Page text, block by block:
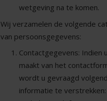
wetgeving na te komen.
Wij verzamelen de volgende
van persoonsgegevens:
Contactgegevens: Indien
maakt van het
wordt u gevraagd
informatie te verstrekken: